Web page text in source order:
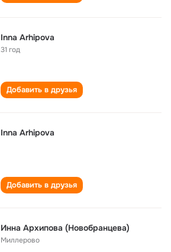
Inna Arhipova
31 год
Добавить в друзья
Inna Arhipova
Добавить в друзья
Инна Архипова (Новобранцева)
Миллерово